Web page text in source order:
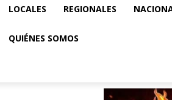
LOCALES REGIONALES
QUIÉNES SOMOS